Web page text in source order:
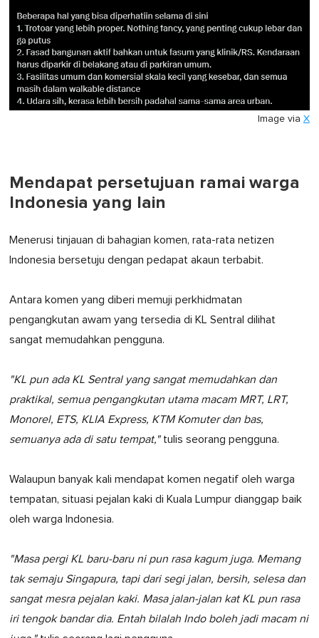
Image via X
Mendapat persetujuan ramai warga
Indonesia yang lain
Menerusi tinjauan di bahagian komen, rata-rata netizen
Indonesia bersetuju dengan pedapat akaun terbabit.
Antara komen yang diberi memuji perkhidmatan
pengangkutan awam yang tersedia di KL Sentral dilihat
sangat memudahkan pengguna.
"KL pun ada KL Sentral yang sangat memudahkan dan
praktikal, semua pengangkutan utama macam MRT, LRT,
Monorel, ETS, KLIA Express, KTM Komuter dan bas,
semuanya ada di satu tempat,"tulis seorang pengguna.
Walaupun banyak kali mendapat komen negatif oleh warga
tempatan, situasi pejalan kaki di Kuala Lumpur dianggap baik
oleh warga Indonesia.
"Masa pergi KL baru-baru ni pun rasa kagum juga. Memang
tak semaju Singapura, tapi dari segi jalan, bersih, selesa dan
sangat mesra pejalan kaki. Masa jalan-jalan kat KL pun rasa
iri tengok bandar dia. Entah bilalah Indo boleh jadi macam ni